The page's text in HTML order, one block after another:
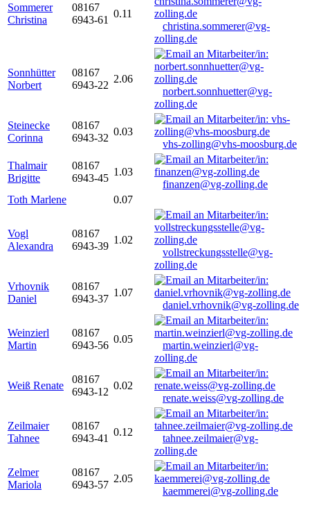
Sommerer
Christina
08167
6943-61
0.11
christina.sommerer@vg-
zolling.de
Sonnhütter
Norbert
08167
6943-22
2.06
norbert.sonnhuetter@vg-
zolling.de
Steinecke
Corinna
08167
6943-32
0.03
vhs-zolling@vhs-moosburg.de
Thalmair
Brigitte
08167
6943-45
1.03
finanzen@vg-zolling.de
Toth Marlene
0.07
Vogl
Alexandra
08167
6943-39
1.02
vollstreckungsstelle@vg-
zolling.de
Vrhovnik
Daniel
08167
6943-37
1.07
daniel.vrhovnik@vg-zolling.de
Weinzierl
Martin
08167
6943-56
0.05
martin.weinzierl@vg-
zolling.de
Weiß Renate
08167
6943-12
0.02
renate.weiss@vg-zolling.de
Zeilmaier
Tahnee
08167
6943-41
0.12
tahnee.zeilmaier@vg-
zolling.de
Zelmer
Mariola
08167
6943-57
2.05
kaemmerei@vg-zolling.de